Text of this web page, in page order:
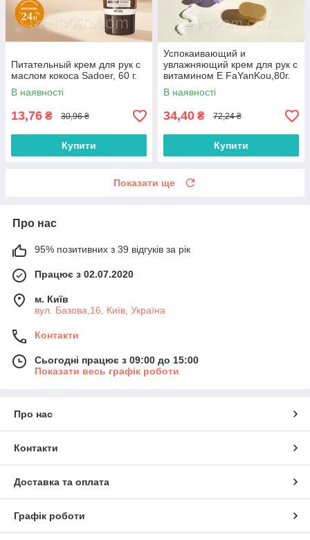
Питательный крем для рук с
маслом кокоса Sadoer, 60 г.
В наявності
13,76 ₴ 30,96 ₴
Купити
Успокаивающий и
увлажняющий крем для рук с
витамином Е FaYanKou,80г.
В наявності
34,40 ₴ 72,24 ₴
Купити
Показати ще
Про нас
95% позитивних з 39 відгуків за рік
Працює з 02.07.2020
м. Київ
вул. Базова,16, Київ, Україна
Контакти
Сьогодні працює з 09:00 до 15:00
Показати весь графік роботи
Про нас
Контакти
Доставка та оплата
Графік роботи